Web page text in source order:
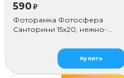
590 ₽
Фоторамка Фотосфера
Санторини 15x20, нежно-
Купить